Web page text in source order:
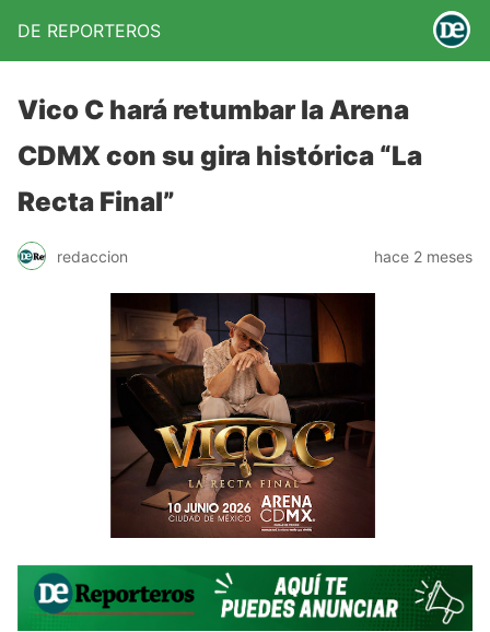
DE REPORTEROS
Vico C hará retumbar la Arena
CDMX con su gira histórica “La
Recta Final”
redaccion hace 2 meses